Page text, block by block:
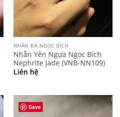
NHẪN ĐÁ NGỌC BÍCH
Nhẫn Yên Ngựa Ngọc Bích
Nephrite Jade (VNB-NN109)
Liên hệ
Save